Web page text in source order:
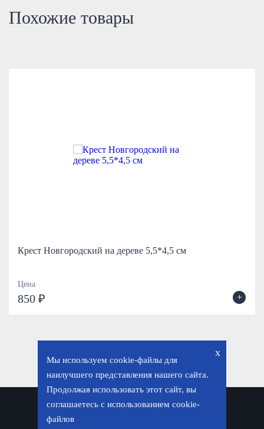
Похожие товары
Крест Новгородский на дереве 5,5*4,5 см
Цена
850 ₽ +
x
Мы используем cookie-файлы для
наилучшего представления нашего сайта.
Продолжая использовать этот сайт, вы
соглашаетесь с использованием cookie-
файлов